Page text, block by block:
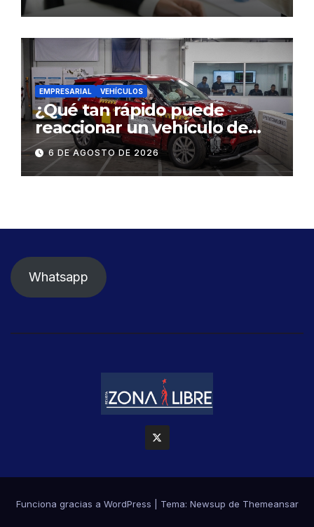
EMPRESARIAL VEHÍCULOS
¿Qué tan rápido puede
reaccionar un vehículo de
lujo ante una emergencia?
6 DE AGOSTO DE 2026
Whatsapp
Funciona gracias a WordPress Tema: Newsup de Themeansar